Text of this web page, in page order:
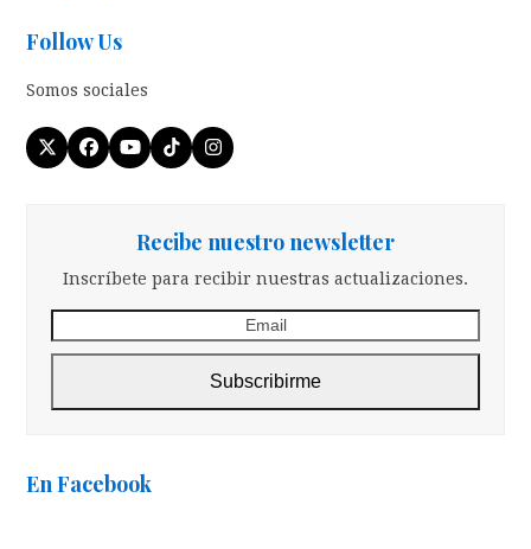
Follow Us
Somos sociales
Twitter
(deprecated)
Facebook
YouTube
TiktokInstagram
Recibe nuestro newsletter
Inscríbete para recibir nuestras actualizaciones.
Subscribirme
En Facebook